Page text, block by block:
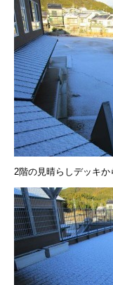
2階の見晴らしデッキか